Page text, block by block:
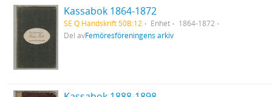
Kassabok 1864-1872
SE Q Handskrift 50B:12 Enhet
1864-1872
Del avFemöresföreningens arkiv